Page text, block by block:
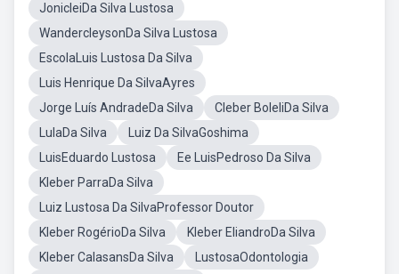
JonicleiDa Silva Lustosa
WandercleysonDa Silva Lustosa
EscolaLuis Lustosa Da Silva
Luis Henrique Da SilvaAyres
Jorge Luís AndradeDa Silva
Cleber BoleliDa Silva
LulaDa Silva
Luiz Da SilvaGoshima
LuisEduardo Lustosa
Ee LuisPedroso Da Silva
Kleber ParraDa Silva
Luiz Lustosa Da SilvaProfessor Doutor
Kleber RogérioDa Silva
Kleber EliandroDa Silva
Kleber CalasansDa Silva
LustosaOdontologia